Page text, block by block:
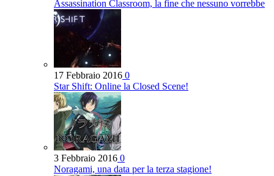
Assassination Classroom, la fine che nessuno vorrebbe
17 Febbraio 2016 0
Star Shift: Online la Closed Scene!
3 Febbraio 2016 0
Noragami, una data per la terza stagione!